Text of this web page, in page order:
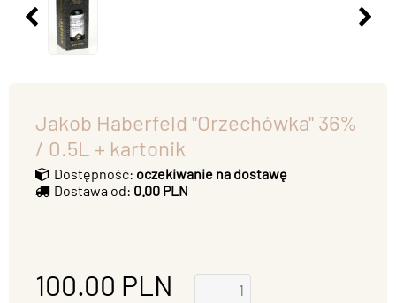
Jakob Haberfeld ''Orzechówka'' 36%
/ 0.5L + kartonik
Dostępność: oczekiwanie na dostawę
Dostawa od: 0.00 PLN
100.00 PLN